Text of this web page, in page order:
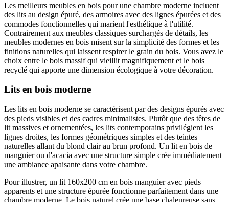
Les meilleurs meubles en bois pour une chambre moderne incluent
des lits au design épuré, des armoires avec des lignes épurées et des
commodes fonctionnelles qui marient l'esthétique à l'utilité.
Contrairement aux meubles classiques surchargés de détails, les
meubles modernes en bois misent sur la simplicité des formes et les
finitions naturelles qui laissent respirer le grain du bois. Vous avez le
choix entre le bois massif qui vieillit magnifiquement et le bois
recyclé qui apporte une dimension écologique à votre décoration.
Lits en bois moderne
Les lits en bois moderne se caractérisent par des designs épurés avec
des pieds visibles et des cadres minimalistes. Plutôt que des têtes de
lit massives et ornementées, les lits contemporains privilégient les
lignes droites, les formes géométriques simples et des teintes
naturelles allant du blond clair au brun profond. Un lit en bois de
manguier ou d'acacia avec une structure simple crée immédiatement
une ambiance apaisante dans votre chambre.
Pour illustrer, un lit 160x200 cm en bois manguier avec pieds
apparents et une structure épurée fonctionne parfaitement dans une
chambre moderne. Le bois naturel crée une base chaleureuse sans